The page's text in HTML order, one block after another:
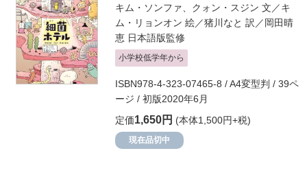
キム・ソンファ、クォン・スジン 文／キ
ム・リョンオン 絵／猪川なと 訳／ 岡田晴
恵 日本語版監修
小学校低学年から
ISBN978-4-323-07465-8 / A4変型判 / 39ペ
ージ / 初版2020年6月
定価1,650円 (本体1,500円+税)
現在品切中